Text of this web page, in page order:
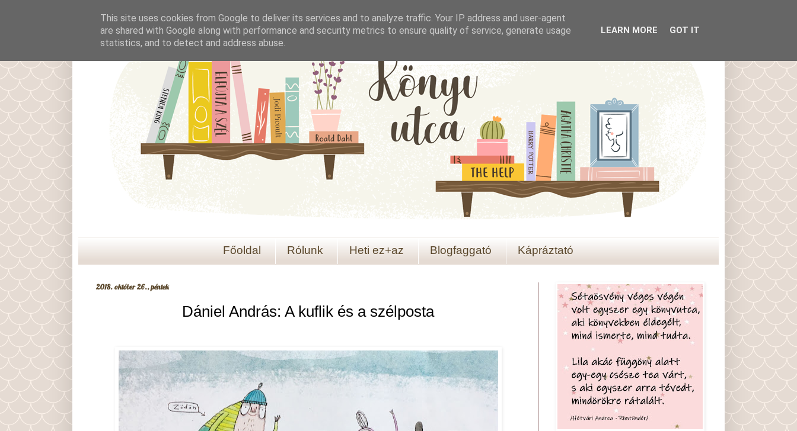
Főoldal Rólunk Heti ez+az Blogfaggató Kápráztató
2018. október 26., péntek
Dániel András: A kuflik és a szélposta
This site uses cookies from Google to deliver its services and to analyze traffic. Your IP address and user-agent
are shared with Google along with performance and security metrics to ensure quality of service, generate usage
statistics, and to detect and address abuse.
LEARN MORE GOT IT